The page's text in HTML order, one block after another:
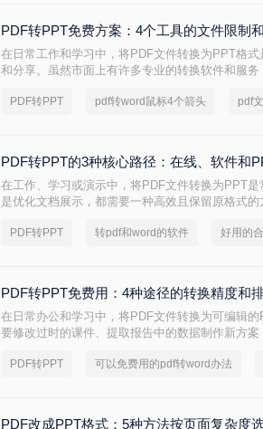
PDF转PPT免费方案：4个工具的文件限制
在日常工作和学习中，将PDF文件转换为PPT格
和分享。虽然市面上有许多专业的转换软件和服
轻松实现格式转换。
PDF转PPT pdf转word鼠标4个箭头
PDF转PPT的3种核心路径：在线、软件和
在工作、学习或演示中，将PDF文件转换为PPT
是优化文档展示，都需要一种高效且保留原格式
PDF转PPT 转pdf和word的软件
PDF转PPT免费用：4种途径的转换精度和
在日常办公和学习中，将PDF文件转换为可编辑
要修改过时的课件、提取报告中的数据制作新方
PDF转PPT 可以免费用的pdf转word办法
PDF改成PPT格式：5种方法按页面复杂度选